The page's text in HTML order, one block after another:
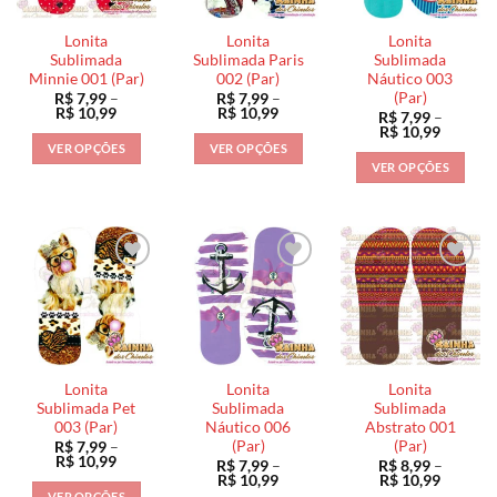
Lonita
Sublimada
Minnie 001 (Par)
R$7,99 –
R$ 10,99Faixa
preço:
R$ 7,99
através
VER OPÇÕES
várias
variantes.
As
opções
podem
ser
escolhidas
na
página
do
produto
Lonita
Sublimada Paris
002 (Par)
R$7,99 –
R$ 10,99Faixa
preço:
R$ 7,99
através
VER OPÇÕES
várias
variantes.
As
opções
podem
ser
escolhidas
na
página
do
produto
Lonita
Sublimada
Náutico 003
(Par)
R$7,99 –
R$ 10,99Faixa
preço:
R$ 7,99
através
VER OPÇÕES
tem
várias
variantes.
As
opções
podem
ser
escolhidas
na
página
do
Lonita
Sublimada Pet
003 (Par)
R$7,99 –
R$ 10,99Faixa
preço:
Lonita
Sublimada
Náutico 006
(Par)
R$7,99 –
R$ 10,99Faixa
Lonita
Sublimada
Abstrato 001
(Par)
R$8,99 –
R$ 10,99Faixa